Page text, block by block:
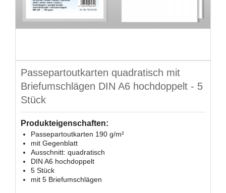
Passepartoutkarten quadratisch mit
Briefumschlägen DIN A6 hochdoppelt - 5
Stück
Produkteigenschaften:
Passepartoutkarten 190 g/m²
mit Gegenblatt
Ausschnitt: quadratisch
DIN A6 hochdoppelt
5 Stück
mit 5 Briefumschlägen